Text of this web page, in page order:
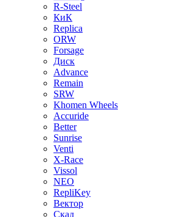
R-Steel
КиК
Replica
ORW
Forsage
Диск
Advance
Remain
SRW
Khomen Wheels
Accuride
Better
Sunrise
Venti
X-Race
Vissol
NEO
RepliKey
Вектор
Скад